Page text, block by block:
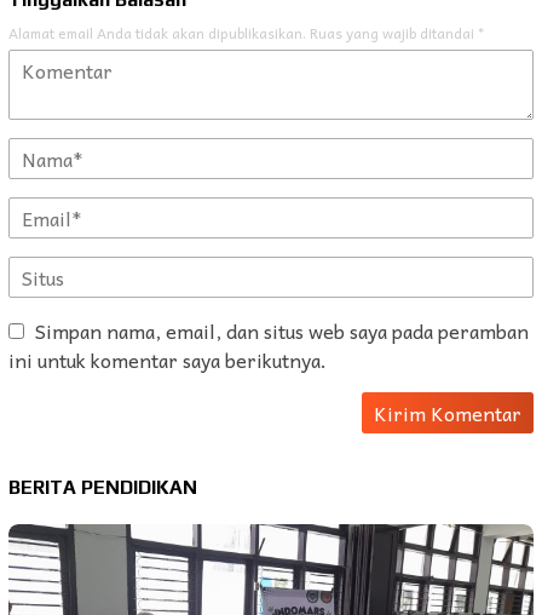
Alamat email Anda tidak akan dipublikasikan. Ruas yang wajib ditandai *
Simpan nama, email, dan situs web saya pada peramban
ini untuk komentar saya berikutnya.
BERITA PENDIDIKAN